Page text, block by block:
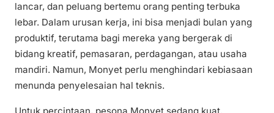
lancar, dan peluang bertemu orang penting terbuka
lebar. Dalam urusan kerja, ini bisa menjadi bulan yang
produktif, terutama bagi mereka yang bergerak di
bidang kreatif, pemasaran, perdagangan, atau usaha
mandiri. Namun, Monyet perlu menghindari kebiasaan
menunda penyelesaian hal teknis.
Untuk percintaan, pesona Monyet sedang kuat.